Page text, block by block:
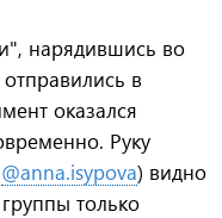
нарядившись во
в
оказался
Руку
@anna.isypova) видно
только